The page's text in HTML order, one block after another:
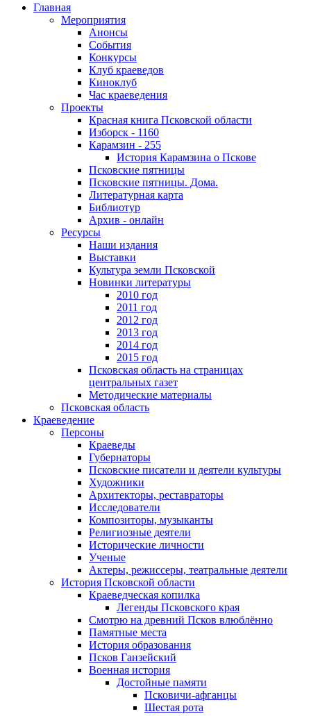
Главная
Мероприятия
Анонсы
События
Конкурсы
Клуб краеведов
Киноклуб
Час краеведения
Проекты
Красная книга Псковской области
Изборск - 1160
Карамзин - 255
История Карамзина о Пскове
Псковские пятницы
Псковские пятницы. Дома.
Литературная карта
Библиотур
Архив - онлайн
Ресурсы
Наши издания
Выставки
Культура земли Псковской
Новинки литературы
2010 год
2011 год
2012 год
2013 год
2014 год
2015 год
Псковская область на страницах
центральных газет
Методические материалы
Псковская область
Краеведение
Персоны
Краеведы
Губернаторы
Псковские писатели и деятели культуры
Художники
Архитекторы, реставраторы
Исследователи
Композиторы, музыканты
Религиозные деятели
Исторические личности
Ученые
Актеры, режиссеры, театральные деятели
История Псковской области
Краеведческая копилка
Легенды Псковского края
Смотрю на древний Псков влюблённо
Памятные места
История образования
Псков Ганзейский
Военная история
Достойные памяти
Псковичи-афганцы
Шестая рота